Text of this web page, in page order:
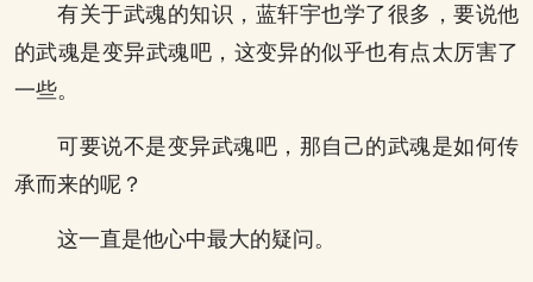
有关于武魂的知识，蓝轩宇也学了很多，要说他
的武魂是变异武魂吧，这变异的似乎也有点太厉害了
一些。
可要说不是变异武魂吧，那自己的武魂是如何传
承而来的呢？
这一直是他心中最大的疑问。